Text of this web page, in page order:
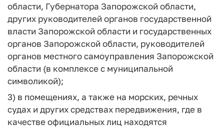
области, Губернатора Запорожской области,
других руководителей органов государственной
власти Запорожской области и государственных
органов Запорожской области, руководителей
органов местного самоуправления Запорожской
области (в комплексе с муниципальной
символикой);
3) в помещениях, а также на морских, речных
судах и других средствах передвижения, где в
качестве официальных лиц находятся